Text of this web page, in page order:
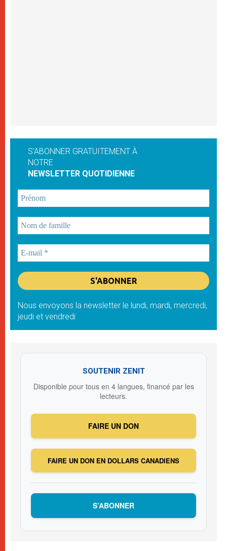
S'ABONNER GRATUITEMENT À
NOTRE
NEWSLETTER QUOTIDIENNE
Nous envoyons la newsletter le lundi, mardi, mercredi,
jeudi et vendredi
SOUTENIR ZENIT
Disponible pour tous en 4 langues, financé par les
lecteurs.
FAIRE UN DON
FAIRE UN DON EN DOLLARS CANADIENS
S’ABONNER